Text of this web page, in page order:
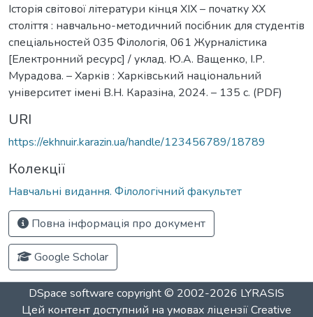
Історія світової літератури кінця ХІХ – початку ХХ
століття : навчально-методичний посібник для студентів
спеціальностей 035 Філологія, 061 Журналістика
[Електронний ресурс] / уклад. Ю.А. Ващенко, І.Р.
Мурадова. – Харків : Харківський національний
університет імені В.Н. Каразіна, 2024. – 135 с. (PDF)
URI
https://ekhnuir.karazin.ua/handle/123456789/18789
Колекції
Навчальні видання. Філологічний факультет
Повна інформація про документ
Google Scholar
DSpace software copyright © 2002-2026 LYRASIS
Цей контент доступний на умовах ліцензіїCreative